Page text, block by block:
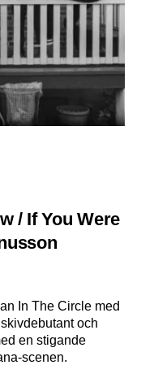
/ If You Were
In The Circle med
och
en stigande
scenen.